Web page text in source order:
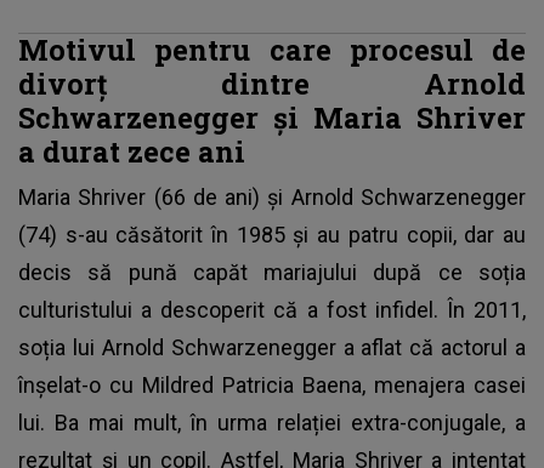
Motivul pentru care procesul de
divorț dintre Arnold
Schwarzenegger și Maria Shriver
a durat zece ani
Maria Shriver (66 de ani) și Arnold Schwarzenegger
(74) s-au căsătorit în 1985 și au patru copii, dar au
decis să pună capăt mariajului după ce soția
culturistului a descoperit că a fost infidel. În 2011,
soția lui Arnold Schwarzenegger a aflat că actorul a
înșelat-o cu Mildred Patricia Baena, menajera casei
lui. Ba mai mult, în urma relației extra-conjugale, a
rezultat și un copil. Astfel, Maria Shriver a intentat